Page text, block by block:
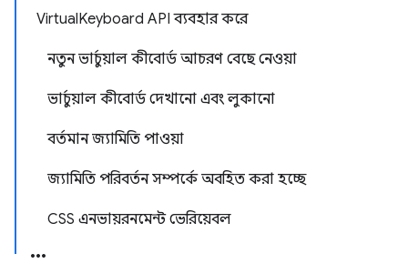
VirtualKeyboard API ব্যবহার করে
নতুন ভার্চুয়াল কীবোর্ড আচরণ বেছে নেওয়া
ভার্চুয়াল কীবোর্ড দেখানো এবং লুকানো
বর্তমান জ্যামিতি পাওয়া
জ্যামিতি পরিবর্তন সম্পর্কে অবহিত করা হচ্ছে
CSS এনভায়রনমেন্ট ভেরিয়েবল